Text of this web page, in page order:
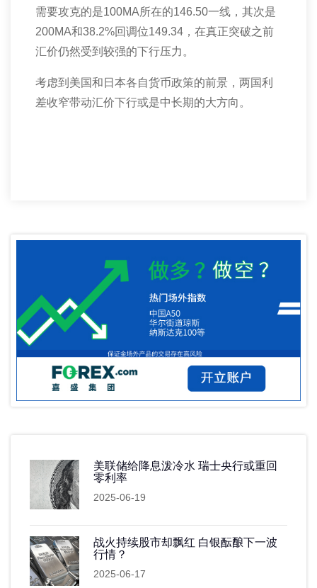
需要攻克的是100MA所在的146.50一线，其次是
200MA和38.2%回调位149.34 ，在真正突破之前
汇价仍然受到较强的下行压力。
考虑到美国和日本各自货币政策的前景，两国利
差收窄带动汇价下行或是中长期的大方向。
美联储给降息泼冷水 瑞士央行或重回
零利率
2025-06-19
战火持续股市却飘红 白银酝酿下一波
行情？
2025-06-17